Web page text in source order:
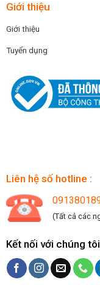
Giới thiệu
Giới thiệu
Tuyển dụng
Liên hệ số hotline :
(Tất cả các
Kết nối với chúng tôi